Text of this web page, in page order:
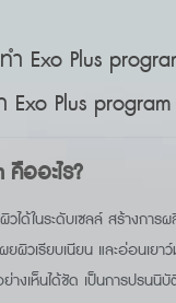
ำ Exo Plus
Plus program
คืออะไร?
ได้ในระดับเซลล์ สร้างการ
ยผิวเรียบเนียน และอ่อนเย
างเห็นได้ชัด เป็นการปรนนิ